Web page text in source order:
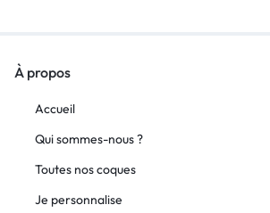
À propos
Accueil
Qui sommes-nous ?
Toutes nos coques
Je personnalise